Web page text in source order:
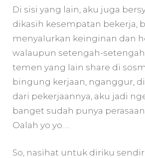
Di sisi yang lain, aku juga
dikasih kesempatan bekerja,
menyalurkan keinginan dan
walaupun setengah-
temen yang lain share di
bingung kerjaan, nganggur,
dari pekerjaannya, aku jadi
banget sudah punya
Oalah yo yo….
So, nasihat untuk diriku